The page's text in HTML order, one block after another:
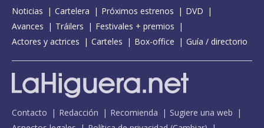
Noticias Cartelera Próximos estrenos
DVD
Avances
Tráilers
Festivales + premios
Actores y actrices
Carteles Box-office Guía / directorio
Contacto Redacción Recomienda
Sugiere una web